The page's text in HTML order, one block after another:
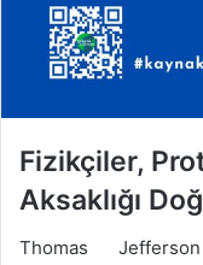
Fizikçiler,
Aksaklığı
Thomas